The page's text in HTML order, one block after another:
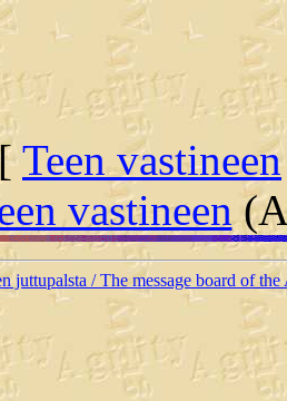
Teen vastineen
vastineen
juttupalsta / The message board of